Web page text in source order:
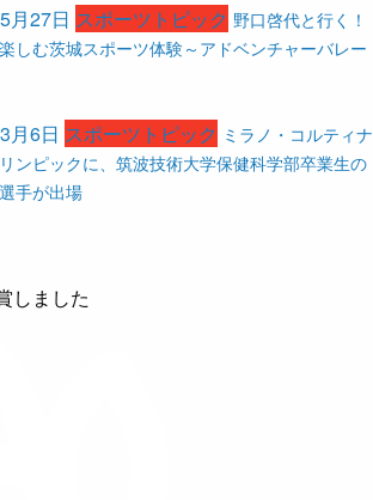
月27日 スポーツトピック 野口啓代と行く！
しむ茨城スポーツ体験～アドベンチャーバレー
月6日 スポーツトピック ミラノ・コルティナ
ンピックに、筑波技術大学保健科学部卒業生の
手が出場
しました